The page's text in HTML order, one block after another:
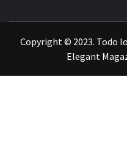
Copyright © 2023. Todo
Elegant